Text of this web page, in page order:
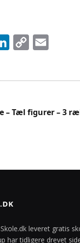
LinkedIn
Copy
– Tæl figurer – 3
leveret gratis
har tidligere drevet